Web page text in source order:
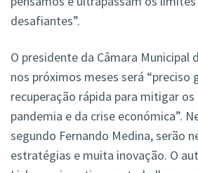
desafiantes”.
O presidente da Câmara Municipal
nos próximos meses será “preciso
recuperação rápida para mitigar
pandemia e da crise económica”.
segundo Fernando Medina, serão
estratégias e muita inovação. O